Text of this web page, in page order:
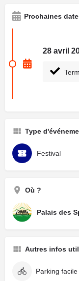
Prochaines
28 avril
Type
Festival
Où ?
Palais des
Autres infos
Parking facile